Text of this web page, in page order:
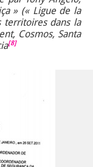
ça»(« Ligue de la
dans la
Cosmos, Santa
[8]